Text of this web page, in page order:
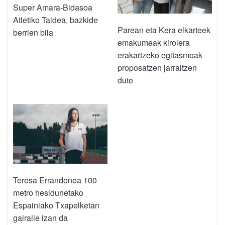
Super Amara-Bidasoa
Atletiko Taldea, bazkide
berrien bila
Parean eta Kera elkarteek
emakumeak kirolera
erakartzeko egitasmoak
proposatzen jarraitzen
dute
Teresa Errandonea 100
metro hesidunetako
Espainiako Txapelketan
gairaile izan da